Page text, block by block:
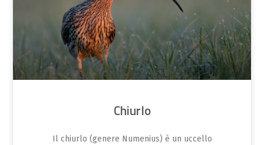
Chiurlo
Il chiurlo (genere Numenius) è un uccello